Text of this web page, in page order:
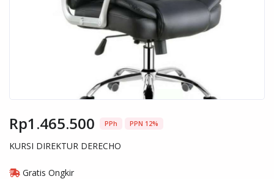
Rp1.465.500 PPh PPN 12%
KURSI DIREKTUR DERECHO
Gratis Ongkir